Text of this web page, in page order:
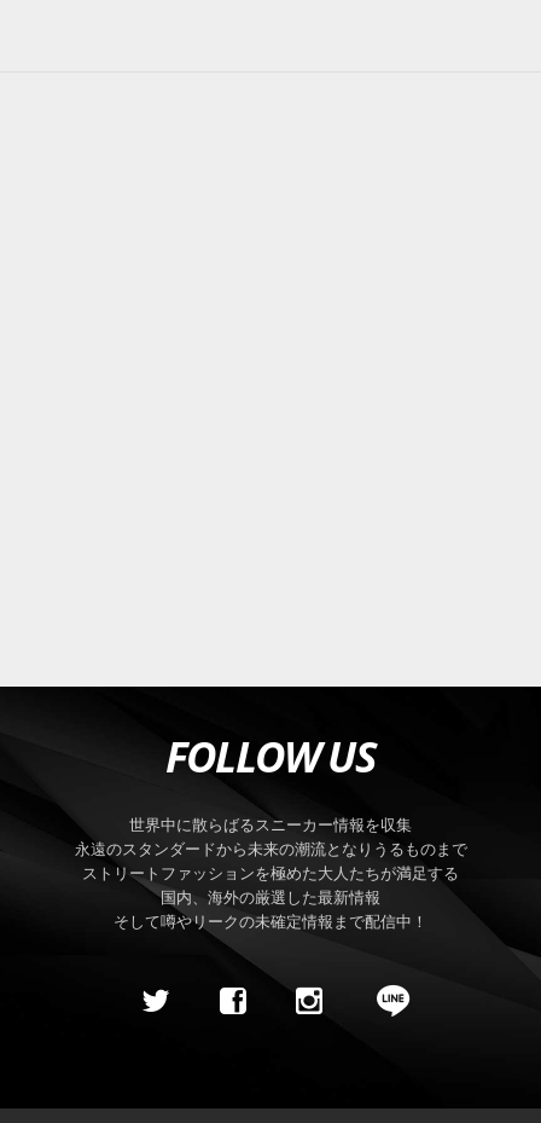
FOLLOW US
世界中に散らばるスニーカー情報を収集
永遠のスタンダードから未来の潮流となりうるものまで
ストリートファッションを極めた大人たちが満足する
国内、海外の厳選した最新情報
そして噂やリークの未確定情報まで配信中！